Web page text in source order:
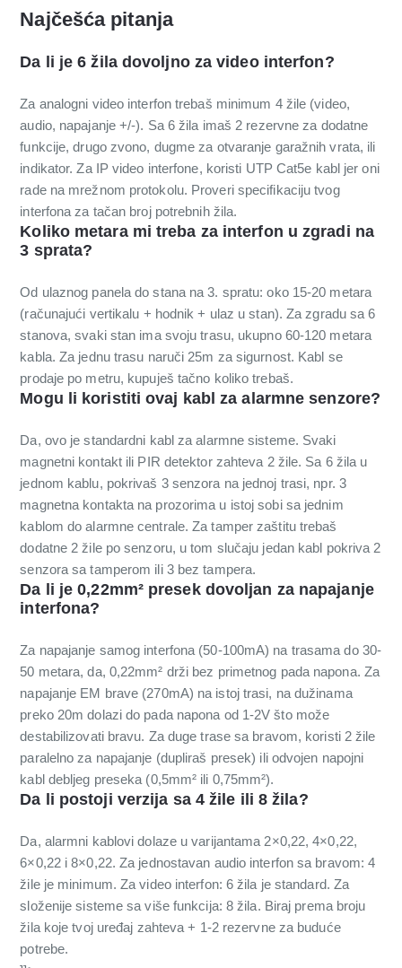
Najčešća pitanja
Da li je 6 žila dovoljno za video interfon?
Za analogni video interfon trebaš minimum 4 žile (video,
audio, napajanje +/-). Sa 6 žila imaš 2 rezervne za dodatne
funkcije, drugo zvono, dugme za otvaranje garažnih vrata, ili
indikator. Za IP video interfone, koristi UTP Cat5e kabl jer oni
rade na mrežnom protokolu. Proveri specifikaciju tvog
interfona za tačan broj potrebnih žila.
Koliko metara mi treba za interfon u zgradi na
3 sprata?
Od ulaznog panela do stana na 3. spratu: oko 15-20 metara
(računajući vertikalu + hodnik + ulaz u stan). Za zgradu sa 6
stanova, svaki stan ima svoju trasu, ukupno 60-120 metara
kabla. Za jednu trasu naruči 25m za sigurnost. Kabl se
prodaje po metru, kupuješ tačno koliko trebaš.
Mogu li koristiti ovaj kabl za alarmne senzore?
Da, ovo je standardni kabl za alarmne sisteme. Svaki
magnetni kontakt ili PIR detektor zahteva 2 žile. Sa 6 žila u
jednom kablu, pokrivaš 3 senzora na jednoj trasi, npr. 3
magnetna kontakta na prozorima u istoj sobi sa jednim
kablom do alarmne centrale. Za tamper zaštitu trebaš
dodatne 2 žile po senzoru, u tom slučaju jedan kabl pokriva 2
senzora sa tamperom ili 3 bez tampera.
Da li je 0,22mm² presek dovoljan za napajanje
interfona?
Za napajanje samog interfona (50-100mA) na trasama do 30-
50 metara, da, 0,22mm² drži bez primetnog pada napona. Za
napajanje EM brave (270mA) na istoj trasi, na dužinama
preko 20m dolazi do pada napona od 1-2V što može
destabilizovati bravu. Za duge trase sa bravom, koristi 2 žile
paralelno za napajanje (dupliraš presek) ili odvojen napojni
kabl debljeg preseka (0,5mm² ili 0,75mm²).
Da li postoji verzija sa 4 žile ili 8 žila?
Da, alarmni kablovi dolaze u varijantama 2×0,22, 4×0,22,
6×0,22 i 8×0,22. Za jednostavan audio interfon sa bravom: 4
žile je minimum. Za video interfon: 6 žila je standard. Za
složenije sisteme sa više funkcija: 8 žila. Biraj prema broju
žila koje tvoj uređaj zahteva + 1-2 rezervne za buduće
potrebe.